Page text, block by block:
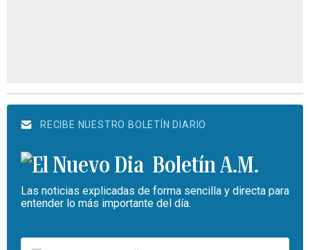
RECIBE NUESTRO BOLETÍN DIARIO
Boletín A.M.
Las noticias explicadas de forma sencilla y directa para
entender lo más importante del día.